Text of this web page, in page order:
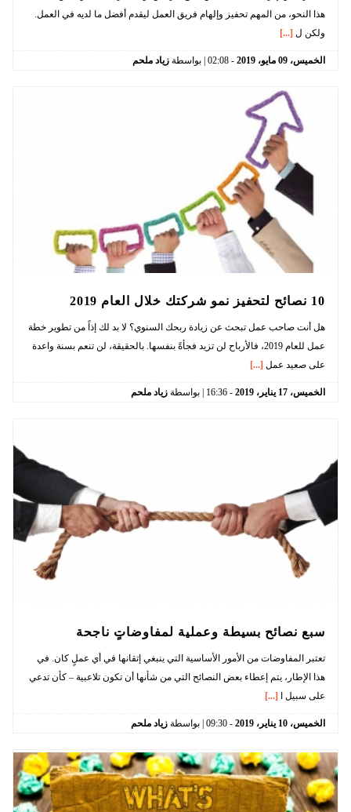
هذا النحو، من المهم تحفيز وإلهام فريق العمل ليقدم أفضل ما لديه في العمل.
ولكن ل [...]
الخميس، 09 مايو، 2019
-
02:08 | بواسطة زياد ملحم
10 نصائح لتحفيز نمو شركتك خلال العام 2019
هل أنت صاحب عمل تبحث عن زيادة ربحك السنوي؟ لا بد لك إذاً من تطوير خطة
عمل للعام 2019، فالأرباح لن تزيد فجأةً بنفسها. بالحقيقة، لن تنعم بسنة واعدة
على صعيد عمل [...]
الخميس، 17 يناير، 2019
-
16:36 | بواسطة زياد ملحم
سبع نصائح بسيطة وعملية لمفاوضاتٍ ناجحة
تعتبر المفاوضات من الأمور الأساسية التي ينبغي إتقانها في أي عملٍ كان. في
هذا الإطار، يتم إعطاء بعض النصائح التي من شأنها أن تكون تلاعبية – كأن تدعي
على سبيل ا
[...]
الخميس، 10 يناير، 2019
-
09:30 | بواسطة زياد ملحم